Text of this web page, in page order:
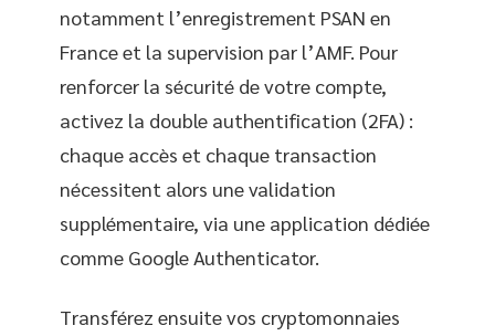
notamment l’enregistrement PSAN en
France et la supervision par l’AMF. Pour
renforcer la sécurité de votre compte,
activez la double authentification (2FA) :
chaque accès et chaque transaction
nécessitent alors une validation
supplémentaire, via une application dédiée
comme Google Authenticator.
Transférez ensuite vos cryptomonnaies